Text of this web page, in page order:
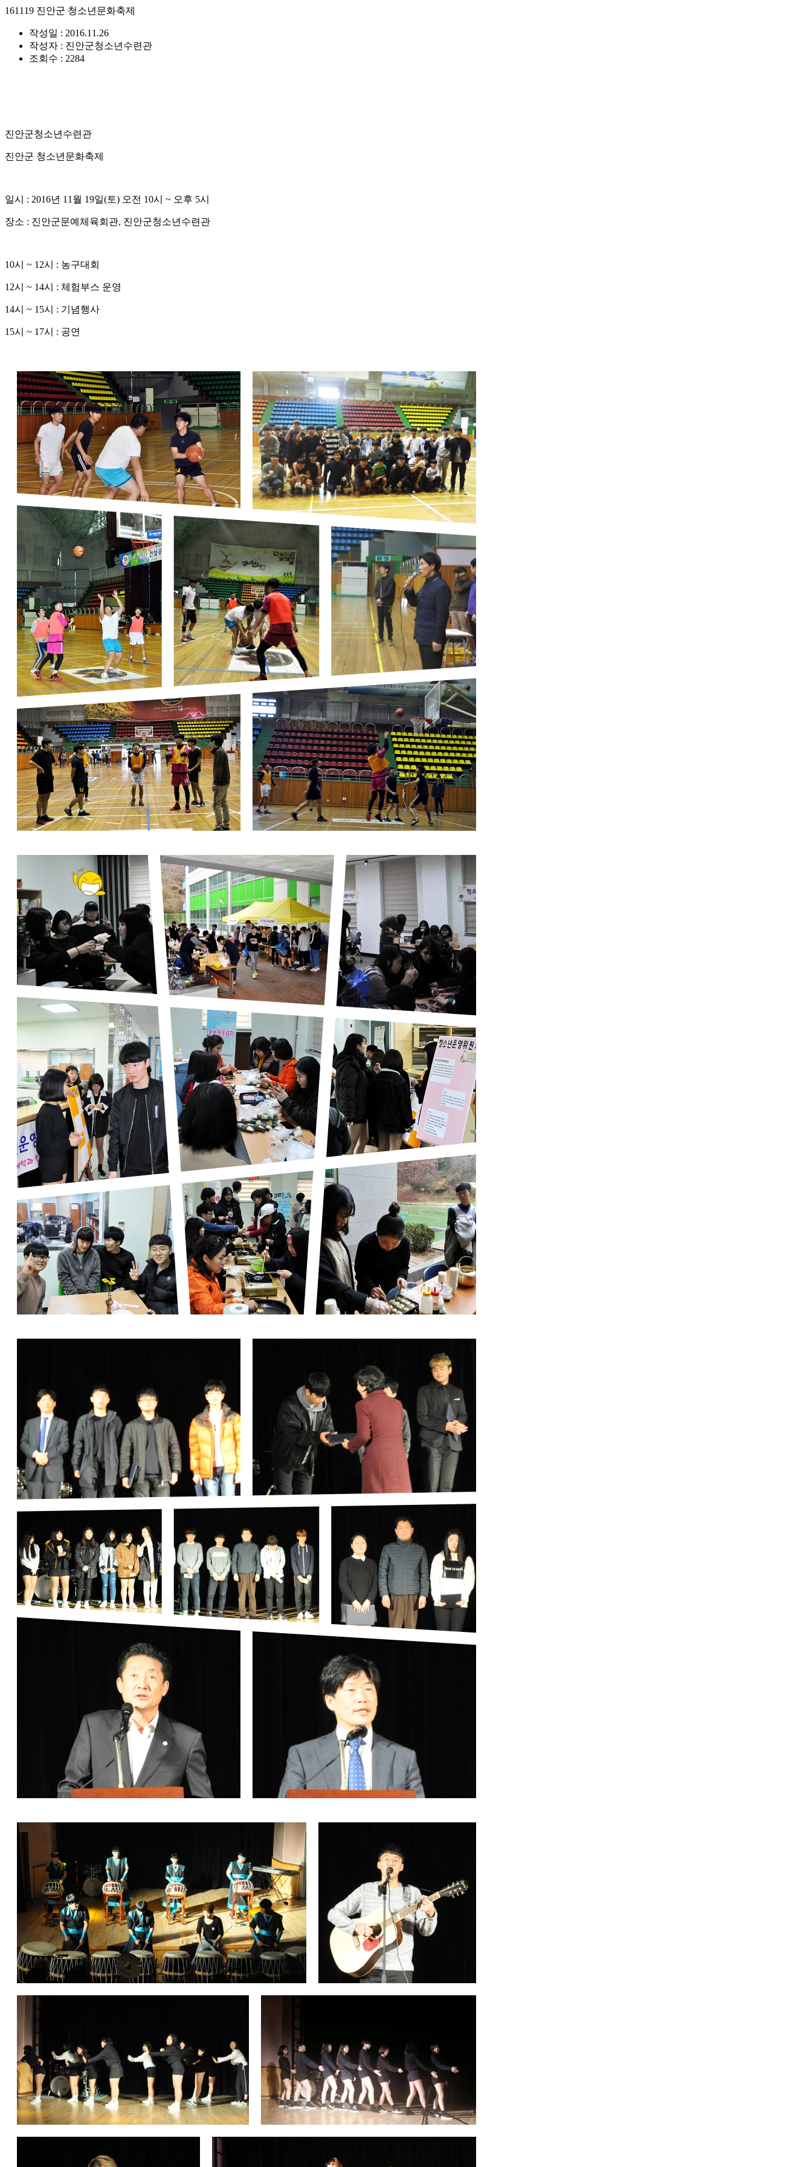
161119 진안군 청소년문화축제
작성일 : 2016.11.26
작성자 : 진안군청소년수련관
조회수 : 2284
진안군청소년수련관
진안군 청소년문화축제
일시 : 2016년 11월 19일(토) 오전 10시 ~ 오후 5시
장소 : 진안군문예체육회관, 진안군청소년수련관
10시 ~ 12시 : 농구대회
12시 ~ 14시 : 체험부스 운영
14시 ~ 15시 : 기념행사
15시 ~ 17시 : 공연